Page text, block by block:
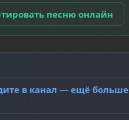
песню онлайн
в канал — ещё больше